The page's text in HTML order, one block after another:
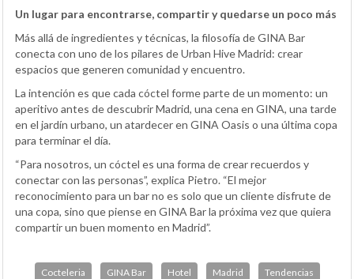
Un lugar para encontrarse, compartir y quedarse un poco más
Más allá de ingredientes y técnicas, la filosofía de GINA Bar
conecta con uno de los pilares de Urban Hive Madrid: crear
espacios que generen comunidad y encuentro.
La intención es que cada cóctel forme parte de un momento: un
aperitivo antes de descubrir Madrid, una cena en GINA, una tarde
en el jardín urbano, un atardecer en GINA Oasis o una última copa
para terminar el día.
“Para nosotros, un cóctel es una forma de crear recuerdos y
conectar con las personas”, explica Pietro. “El mejor
reconocimiento para un bar no es solo que un cliente disfrute de
una copa, sino que piense en GINA Bar la próxima vez que quiera
compartir un buen momento en Madrid”.
Cocteleria GINA Bar Hotel Madrid Tendencias